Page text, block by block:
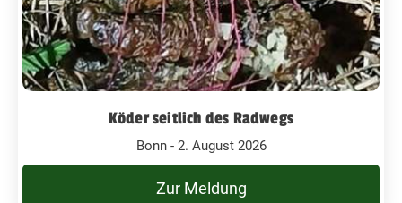
Köder seitlich des Radwegs
Bonn - 2. August 2026
Zur Meldung